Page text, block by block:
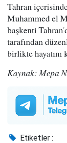
Tahran
Muhammed el
başkenti
tarafından
birlikte hayatını
Kaynak: Mepa
Etiketler :